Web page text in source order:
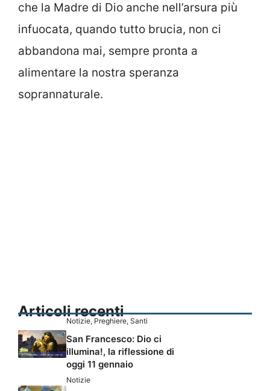
che la Madre di Dio anche nell’arsura più
infuocata, quando tutto brucia, non ci
abbandona mai, sempre pronta a
alimentare la nostra speranza
soprannaturale.
Articoli recenti
Notizie, Preghiere, Santi
San Francesco: Dio ci
illumina!, la riflessione di
oggi 11 gennaio
Notizie